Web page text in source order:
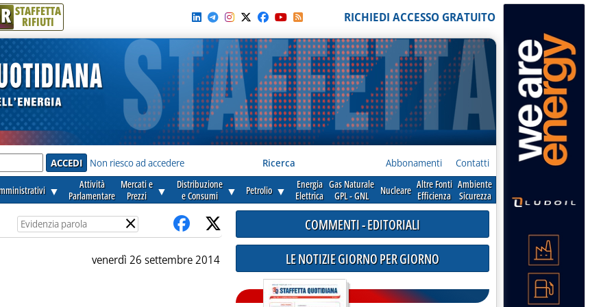
R STAFFETTA
RIFIUTI RICHIEDI ACCESSO GRATUITO
Non riesco ad accedere Ricerca Abbonamenti Contatti
▼
Attività
Parlamentare
Mercati e
Prezzi
▼
Distribuzione
e Consumi
▼ Petrolio ▼
Energia
Elettrica
Gas Naturale
GPL - GNL
Nucleare Altre Fonti
Efficienza
Ambiente
Sicurezza
×
venerdì 26 settembre 2014
COMMENTI - EDITORIALI
LE NOTIZIE GIORNO PER GIORNO